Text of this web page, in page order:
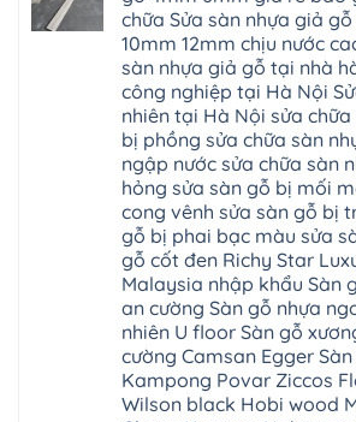
quốc
đông
phòng
xuyên
đống
giang
Đức
Đồng
Dương
Đồng
Khánh
Phượng
Thuận
Tràng
Thượng
Phúc
Thường
Chương
Dương
Hồng
Xuyên
Phượng
Chuyên
Nẵng
Xuyên
Thanh
cửa
nhựa
composite
Xuân
Đông
Ngạc
Quảng
Thượng
Xuân
Phương
Nẵng
Long
4mm
6mm
nhiêu
nhựa
charm
wood
hobiwood
kosmos
fukione
wilson
4mm
6mm
chống
nước
chữa Sửa sàn nhựa giả
10mm 12mm chịu nước
sàn nhựa giả gỗ tại nhà
công nghiệp tại Hà Nội
nhiên tại Hà Nội sửa
bị phồng sửa chữa sàn
ngập nước sửa chữa sàn
hỏng sửa sàn gỗ bị mối
cong vênh sửa sàn gỗ bị
gỗ bị phai bạc màu sửa
gỗ cốt đen Richy Star
Malaysia nhập khẩu Sàn
an cường Sàn gỗ nhựa
nhiên U floor Sàn gỗ
cường Camsan Egger
Kampong Povar Ziccos
Wilson black Hobi wood